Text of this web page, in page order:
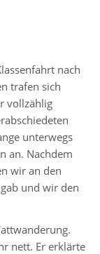
nach
trafen sich
vollzählig
unterwegs
an. Nachdem
wir an den
und wir den
nett. Er erklärte